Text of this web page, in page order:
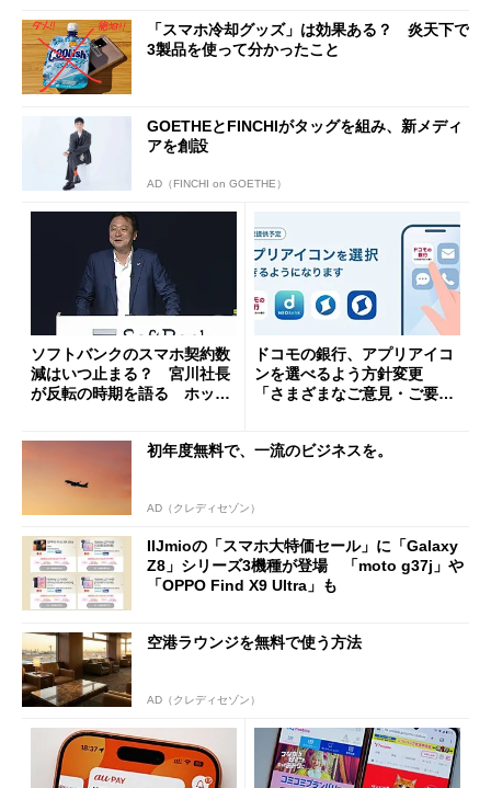
「スマホ冷却グッズ」は効果ある？ 炎天下で
3製品を使って分かったこと
GOETHEとFINCHIがタッグを組み、新メディ
アを創設
AD（FINCHI on GOETHE）
ソフトバンクのスマホ契約数
減はいつ止まる？ 宮川社長
が反転の時期を語る ホッピ
ドコモの銀行、アプリアイコ
ンを選べるよう方針変更
「さまざまなご意見・ご要望
初年度無料で、一流のビジネスを。
AD（クレディセゾン）
IIJmioの「スマホ大特価セール」に「Galaxy
Z8」シリーズ3機種が登場 「moto g37j」や
「OPPO Find X9 Ultra」も
空港ラウンジを無料で使う方法
AD（クレディセゾン）